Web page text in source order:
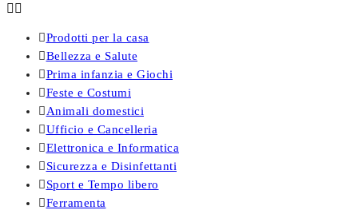
 
Prodotti per la casa
Bellezza e Salute
Prima infanzia e Giochi
Feste e Costumi
 Animali domestici
Ufficio e Cancelleria
Elettronica e Informatica
 Sicurezza e Disinfettanti
 Sport e Tempo libero
Ferramenta